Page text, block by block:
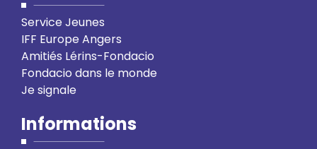
Service Jeunes
IFF Europe Angers
Amitiés Lérins-Fondacio
Fondacio dans le monde
Je signale
Informations